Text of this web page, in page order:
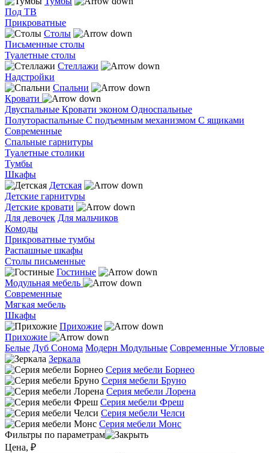
Под ТВ
Прикроватные
Столы
Письменные столы
Туалетные столы
Стеллажи
Надстройки
Спальни
Кровати
Двуспальные Кровати эконом Односпальные
Полутораспальные С подъемным механизмом С ящиками
Современные
Спальные гарнитуры
Туалетные столики
Тумбы
Шкафы
Детская
Детские гарнитуры
Детские кровати
Для девочек Для мальчиков
Комоды
Прикроватные тумбы
Распашные шкафы
Столы письменные
Гостиные
Модульная мебель
Современные
Мягкая мебель
Шкафы
Прихожие
Прихожие
Белые Дуб Сонома Модерн Модульные Современные Угловые
Зеркала
Серия мебели Борнео
Серия мебели Бруно
Серия мебели Лорена
Серия мебели Фреш
Серия мебели Челси
Серия мебели Монс
Фильтры по параметрам
Цена, ₽